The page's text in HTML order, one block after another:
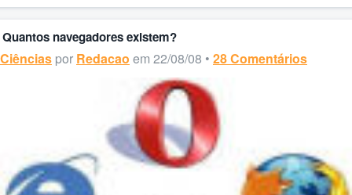
Quantos navegadores existem?
Ciências por Redacao em 22/08/08 • 28 Comentários